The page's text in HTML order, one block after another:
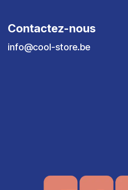
Contactez-nous
info@cool-store.be